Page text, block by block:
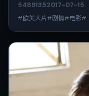
54891352017-07-15
#欧美大片#剧情#电影#